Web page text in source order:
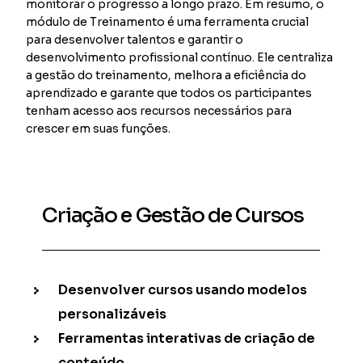
monitorar o progresso a longo prazo. Em resumo, o
módulo de Treinamento é uma ferramenta crucial
para desenvolver talentos e garantir o
desenvolvimento profissional contínuo. Ele centraliza
a gestão do treinamento, melhora a eficiência do
aprendizado e garante que todos os participantes
tenham acesso aos recursos necessários para
crescer em suas funções.
Criação e Gestão de Cursos
Desenvolver cursos usando modelos
personalizáveis
Ferramentas interativas de criação de